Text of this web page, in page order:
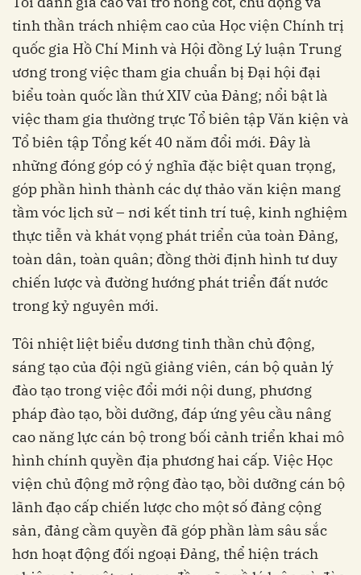
tinh thần trách nhiệm cao của Học viện Chính trị
quốc gia Hồ Chí Minh và Hội đồng Lý luận Trung
ương trong việc tham gia chuẩn bị Đại hội đại
biểu toàn quốc lần thứ XIV của Đảng; nổi bật là
việc tham gia thường trực Tổ biên tập Văn kiện và
Tổ biên tập Tổng kết 40 năm đổi mới. Đây là
những đóng góp có ý nghĩa đặc biệt quan trọng,
góp phần hình thành các dự thảo văn kiện mang
tầm vóc lịch sử – nơi kết tinh trí tuệ, kinh nghiệm
thực tiễn và khát vọng phát triển của toàn Đảng,
toàn dân, toàn quân; đồng thời định hình tư duy
chiến lược và đường hướng phát triển đất nước
trong kỷ nguyên mới.
Tôi nhiệt liệt biểu dương tinh thần chủ động,
sáng tạo của đội ngũ giảng viên, cán bộ quản lý
đào tạo trong việc đổi mới nội dung, phương
pháp đào tạo, bồi dưỡng, đáp ứng yêu cầu nâng
cao năng lực cán bộ trong bối cảnh triển khai mô
hình chính quyền địa phương hai cấp. Việc Học
viện chủ động mở rộng đào tạo, bồi dưỡng cán bộ
lãnh đạo cấp chiến lược cho một số đảng cộng
sản, đảng cầm quyền đã góp phần làm sâu sắc
hơn hoạt động đối ngoại Đảng, thể hiện trách